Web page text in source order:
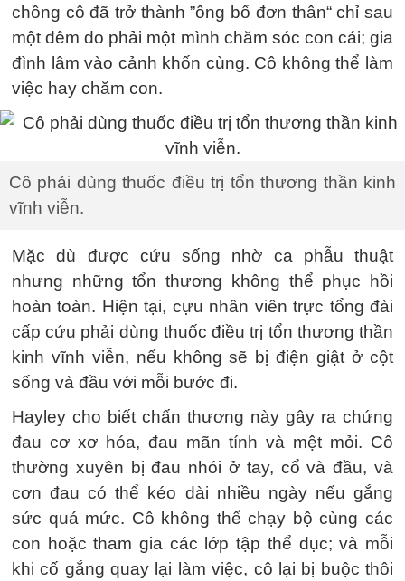
chồng cô đã trở thành ”ông bố đơn thân“ chỉ sau
một đêm do phải một mình chăm sóc con cái; gia
đình lâm vào cảnh khốn cùng. Cô không thể làm
việc hay chăm con.
Cô phải dùng thuốc điều trị tổn thương thần kinh
vĩnh viễn.
Mặc dù được cứu sống nhờ ca phẫu thuật
nhưng những tổn thương không thể phục hồi
hoàn toàn. Hiện tại, cựu nhân viên trực tổng đài
cấp cứu phải dùng thuốc điều trị tổn thương thần
kinh vĩnh viễn, nếu không sẽ bị điện giật ở cột
sống và đầu với mỗi bước đi.
Hayley cho biết chấn thương này gây ra chứng
đau cơ xơ hóa, đau mãn tính và mệt mỏi. Cô
thường xuyên bị đau nhói ở tay, cổ và đầu, và
cơn đau có thể kéo dài nhiều ngày nếu gắng
sức quá mức. Cô không thể chạy bộ cùng các
con hoặc tham gia các lớp tập thể dục; và mỗi
khi cố gắng quay lại làm việc, cô lại bị buộc thôi